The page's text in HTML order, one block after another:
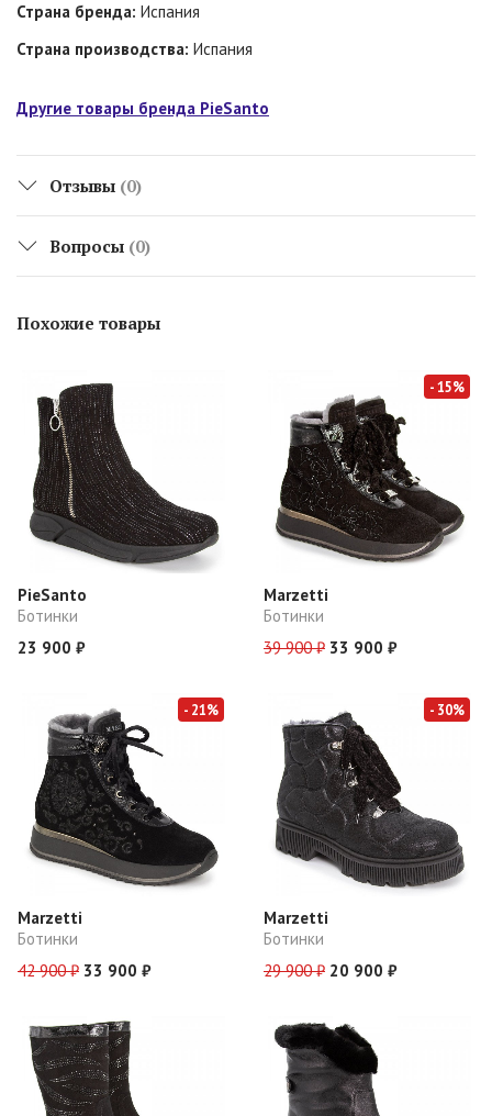
Страна бренда: Испания
Страна производства: Испания
Другие товары бренда PieSanto
Отзывы (0)
Вопросы (0)
Похожие товары
PieSanto
Ботинки
23 900 ₽
- 15%
Marzetti
Ботинки
39 900 ₽ 33 900 ₽
- 21%
Marzetti
Ботинки
42 900 ₽ 33 900 ₽
- 30%
Marzetti
Ботинки
29 900 ₽ 20 900 ₽